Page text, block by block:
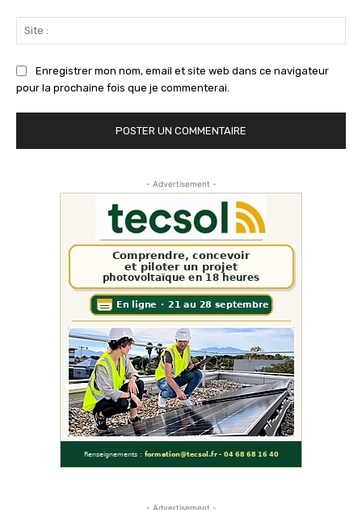
Enregistrer mon nom, email et site web dans ce navigateur
pour la prochaine fois que je commenterai.
- Advertisement -
- Advertisement -